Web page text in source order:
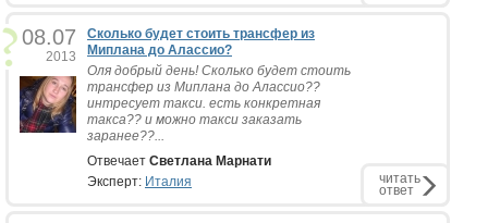
08.07
2013
Сколько будет стоить трансфер из
Миплана до Алассио?
Оля добрый день! Сколько будет стоить
трансфер из Миплана до Алассио??
интресует такси. есть конкретная
такса?? и можно такси заказать
заранее??...
Отвечает Светлана Марнати
Эксперт: Италия читать
ответ